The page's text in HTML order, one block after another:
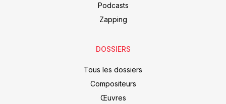
Podcasts
Zapping
DOSSIERS
Tous les dossiers
Compositeurs
Œuvres